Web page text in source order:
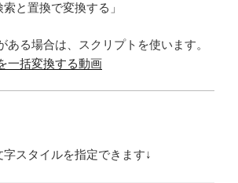
と置換で変換する」
ある場合は、スクリプトを使います。
一括変換する動画
スタイルを指定できます↓